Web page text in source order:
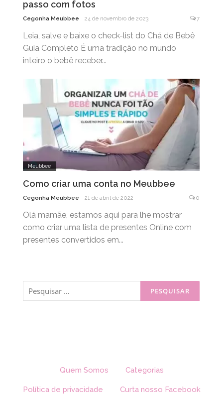
passo com fotos
Cegonha Meubbee 24 de novembro de 2023 7
Leia, salve e baixe o check-list do Chá de Bebê
Guia Completo É uma tradição no mundo
inteiro o bebê receber...
Meubbee
Como criar uma conta no Meubbee
Cegonha Meubbee 21 de abril de 2022 0
Olá mamãe, estamos aqui para lhe mostrar
como criar uma lista de presentes Online com
presentes convertidos em...
Pesquisar
por:
Quem Somos Categorias
Política de privacidade Curta nosso Facebook